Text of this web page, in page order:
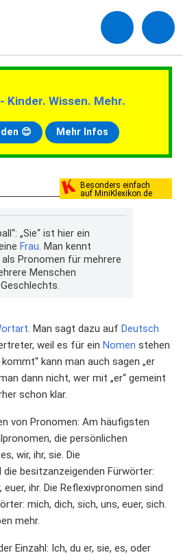
Kinder. Wissen. Mehr.
😊 Mehr Infos
Besonders einfach
auf MiniKlexikon.de
„Sie“ ist hier ein
Frau . Man kennt
Pronomen für mehrere
Menschen
. Man sagt dazu auf Deutsch
weil es für ein Nomen stehen
kann man auch sagen „er
dann nicht, wer mit „er“ gemeint
schon klar.
von Pronomen: Am häufigsten
die persönlichen
wir, ihr, sie. Die
besitzanzeigenden Fürwörter:
euer, ihr. Die Reflexivpronomen sind
mich, dich, sich, uns, euer, sich.
mehr.
Einzahl: Ich, du er, sie, es, oder